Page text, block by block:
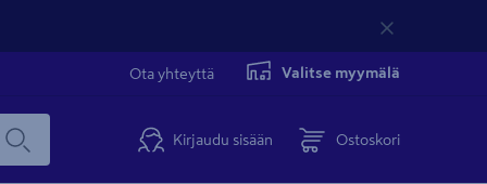
Ota yhteyttä Valitse myymälä
Kirjaudu sisään Ostoskori